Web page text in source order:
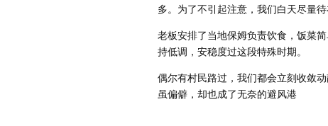
多。为了不引起注意，我们白天尽量
老板安排了当地保姆负责饮食，饭菜
持低调，安稳度过这段特殊时期。
偶尔有村民路过，我们都会立刻收敛
虽偏僻，却也成了无奈的避风港